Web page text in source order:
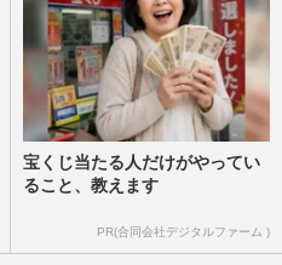
宝くじ当たる人だけがやってい
ること、教えます
PR(合同会社デジタルファーム )